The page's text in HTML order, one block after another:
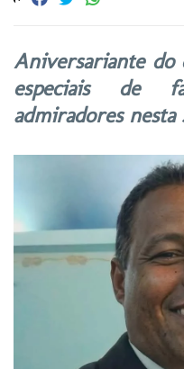
Aniversariante do
especiais de
admiradores